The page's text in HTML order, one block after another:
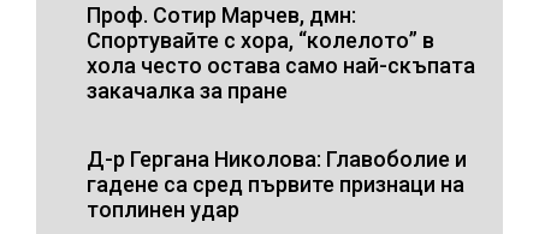
Проф. Сотир Марчев, дмн:
Спортувайте с хора, “колелото” в
хола често остава само най-скъпата
закачалка за пране
Д-р Гергана Николова: Главоболие и
гадене са сред първите признаци на
топлинен удар